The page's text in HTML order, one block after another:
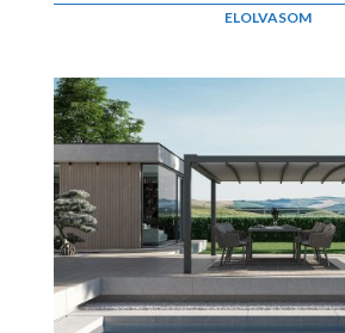
ELOLVASOM